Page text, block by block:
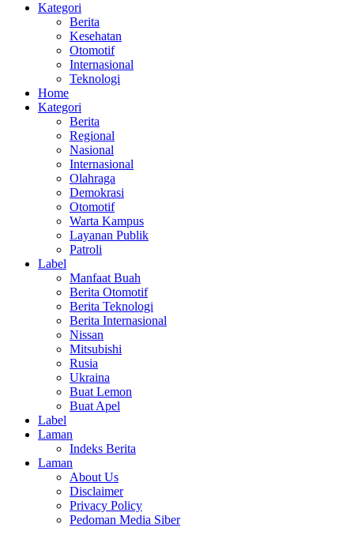
Kategori
Berita
Kesehatan
Otomotif
Internasional
Teknologi
Home
Kategori
Berita
Regional
Nasional
Internasional
Olahraga
Demokrasi
Otomotif
Warta Kampus
Layanan Publik
Patroli
Label
Manfaat Buah
Berita Otomotif
Berita Teknologi
Berita Internasional
Nissan
Mitsubishi
Rusia
Ukraina
Buat Lemon
Buat Apel
Label
Laman
Indeks Berita
Laman
About Us
Disclaimer
Privacy Policy
Pedoman Media Siber